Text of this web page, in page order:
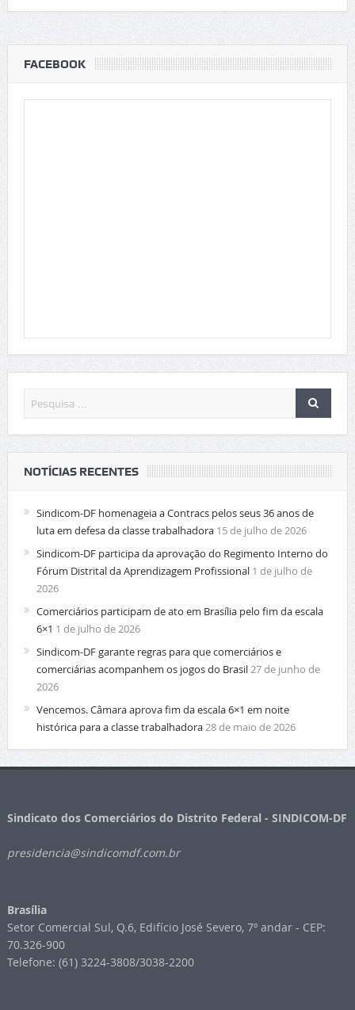
FACEBOOK
NOTÍCIAS RECENTES
Sindicom-DF homenageia a Contracs pelos seus 36 anos de
luta em defesa da classe trabalhadora 15 de julho de 2026
Sindicom-DF participa da aprovação do Regimento Interno do
Fórum Distrital da Aprendizagem Profissional 1 de julho de
2026
Comerciários participam de ato em Brasília pelo fim da escala
6×1 1 de julho de 2026
Sindicom-DF garante regras para que comerciários e
comerciárias acompanhem os jogos do Brasil27 de junho de
2026
Vencemos. Câmara aprova fim da escala 6×1 em noite
histórica para a classe trabalhadora28 de maio de 2026
Sindicato dos Comerciários do Distrito Federal - SINDICOM-DF
presidencia@sindicomdf.com.br
Brasília
Setor Comercial Sul, Q.6, Edifício José Severo, 7º andar - CEP:
70.326-900
Telefone: (61) 3224-3808/3038-2200